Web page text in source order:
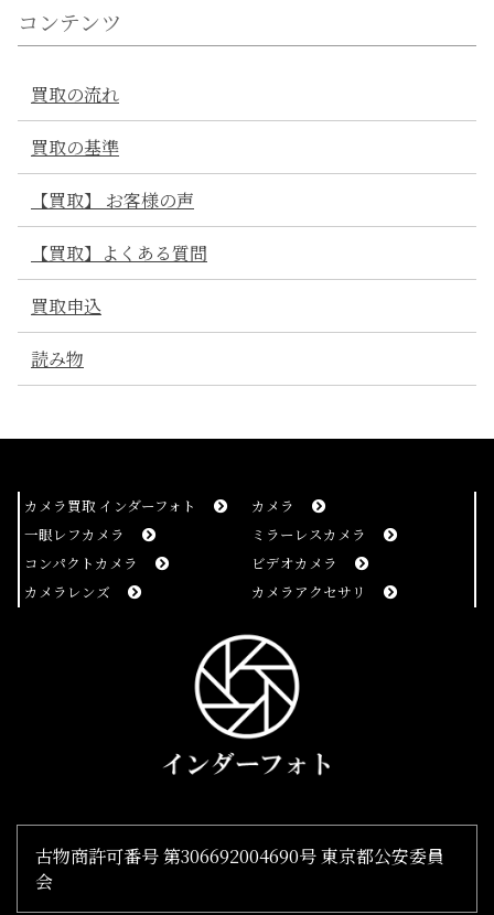
とても助かりました！
30代
男性 2021/08/05 11:30:29
梱包や発送までの順序もわかりやすく、とても助かり
ました！ 査定も思っていたよりかなり早く、びっく
りしました。
いつも大手買取業者に持ち込んでガラクタ同様の値段
で買い取られていたが、 高い査定を付けてもらい感
謝しています。
査定の内訳が明確
2021/07/31 10:14:42
とても良かった。
コンテンツ
買取の流れ
買取の基準
【買取】 お客様の声
【買取】よくある質問
買取申込
読み物
カメラ買取 インダーフォト
カメラ
一眼レフカメラ
ミラーレスカメラ
コンパクトカメラ
ビデオカメラ
カメラレンズ
カメラアクセサリ
古物商許可番号 第306692004690号 東京都公安委員
会